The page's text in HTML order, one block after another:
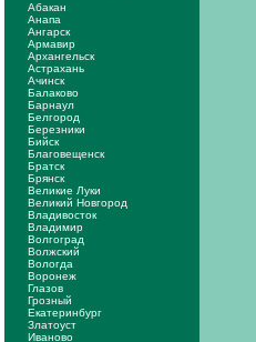
Абакан
Анапа
Ангарск
Армавир
Архангельск
Астрахань
Ачинск
Балаково
Барнаул
Белгород
Березники
Бийск
Благовещенск
Братск
Брянск
Великие Луки
Великий Новгород
Владивосток
Владимир
Волгоград
Волжский
Вологда
Воронеж
Глазов
Грозный
Екатеринбург
Златоуст
Иваново